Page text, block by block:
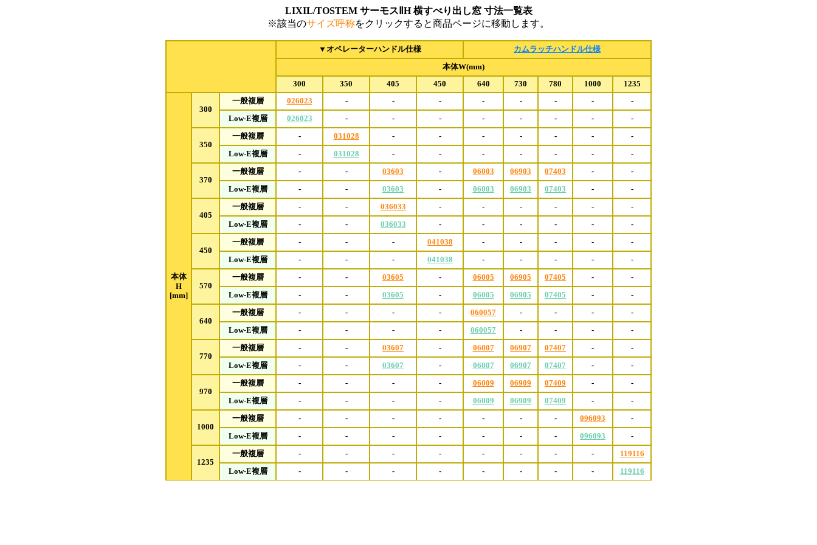
LIXIL/TOSTEM サーモスⅡH 横すべり出し窓 寸法一覧表
※該当のサイズ呼称をクリックすると商品ページに移動します。
▼オペレーターハンドル仕様 カムラッチハンドル仕様
本体W(mm)
300
350 405 450 640 730 780 1000 1235
本体
H
[mm]
300
一般複層 026023 - - - - - - - -
Low-E複層 026023 - - - - - - - -
350
一般複層 - 031028 - - - - - - -
Low-E複層 - 031028 - - - - - - -
370
一般複層 - - 03603 - 06003 06903 07403 - -
Low-E複層 - - 03603 - 06003 06903 07403 - -
405
一般複層 - - 036033 - - - - - -
Low-E複層 - - 036033 - - - - - -
450
一般複層 - - - 041038 - - - - -
Low-E複層 - - - 041038 - - - - -
570
一般複層 - - 03605 - 06005 06905 07405 - -
Low-E複層 - - 03605 - 06005 06905 07405 - -
640
一般複層 - - - - 060057 - - - -
Low-E複層 - - - - 060057 - - - -
770
一般複層 - - 03607 - 06007 06907 07407 - -
Low-E複層 - - 03607 - 06007 06907 07407 - -
970
一般複層 - - - - 06009 06909 07409 - -
Low-E複層 - - - - 06009 06909 07409 - -
1000
一般複層 - - - - - - - 096093 -
Low-E複層 - - - - - - - 096093 -
1235
一般複層 - - - - - - - - 119116
Low-E複層 - - - - - - - - 119116